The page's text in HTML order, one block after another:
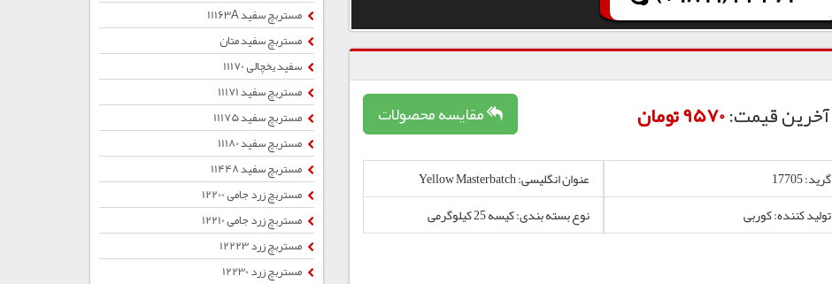
مقایسه محصولات آخرین قیمت:9570 تومان
گرید: 17705
عنوان انگلیسی: Yellow Masterbatch
تولید کننده: کوربی
نوع بسته بندی: کیسه 25 کیلوگرمی
مستربچ سفید 11163A
مستربچ سفید متان
سفید یخچالی 11170
مستربچ سفید 11171
مستربچ سفید 11175
مستربچ سفید 11180
مستربچ سفید 11448
مستربچ زرد جامی 12200
مستربچ زرد جامی 12210
مستربچ زرد 12223
مستربچ زرد 12230